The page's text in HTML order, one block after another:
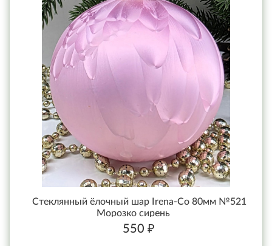
Стеклянный ёлочный шар Irena-Co 80мм №521
Морозко сирень
550 ₽